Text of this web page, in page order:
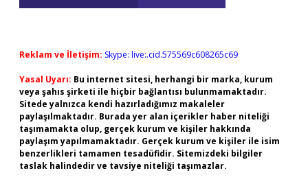
Reklam ve İletişim: Skype: live:.cid.575569c608265c69
Yasal Uyarı: Bu internet sitesi, herhangi bir marka, kurum
veya şahıs şirketi ile hiçbir bağlantısı bulunmamaktadır.
Sitede yalnızca kendi hazırladığımız makaleler
paylaşılmaktadır. Burada yer alan içerikler haber niteliği
taşımamakta olup, gerçek kurum ve kişiler hakkında
paylaşım yapılmamaktadır. Gerçek kurum ve kişiler ile isim
benzerlikleri tamamen tesadüfidir. Sitemizdeki bilgiler
taslak halindedir ve tavsiye niteliği taşımazlar.